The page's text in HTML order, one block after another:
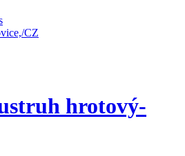
CZ
hrotový-